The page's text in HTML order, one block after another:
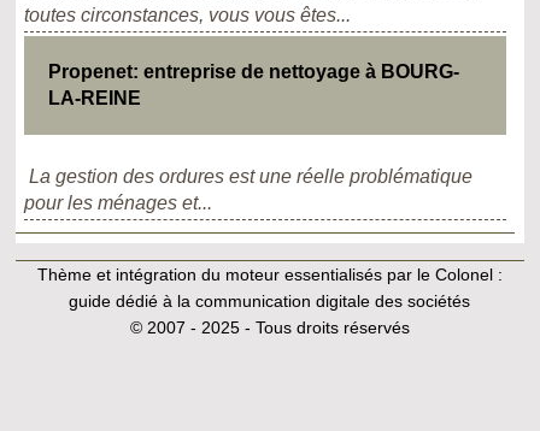
toutes circonstances, vous vous êtes...
Propenet: entreprise de nettoyage à BOURG-
LA-REINE
La gestion des ordures est une réelle problématique
pour les ménages et...
Thème et intégration du moteur essentialisés par le Colonel :
guide dédié à la communication digitale des sociétés
© 2007 - 2025 - Tous droits réservés